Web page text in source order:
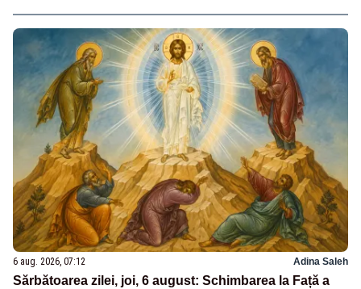
6 aug. 2026, 07:12 Adina Saleh
Sărbătoarea zilei, joi, 6 august: Schimbarea la Față a